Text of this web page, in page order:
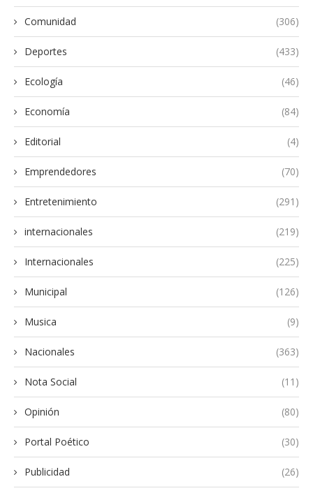
Comunidad (306)
Deportes (433)
Ecología (46)
Economía (84)
Editorial (4)
Emprendedores (70)
Entretenimiento (291)
internacionales (219)
Internacionales (225)
Municipal (126)
Musica (9)
Nacionales (363)
Nota Social (11)
Opinión (80)
Portal Poético (30)
Publicidad (26)